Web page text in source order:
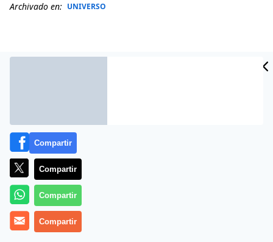
Archivado en: UNIVERSO
Científicos han podido confirmar por primera vez,
gracias a las observaciones llevadas a cabo con el
telescopio VLT del Observatorio Europeo Austral
Compartir
Compartir
Compartir
Compartir